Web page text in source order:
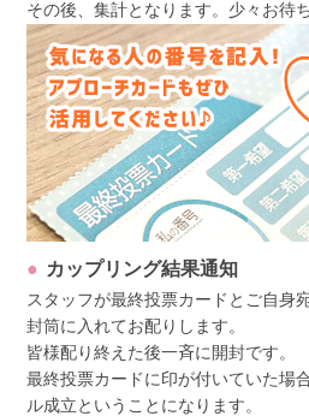
その後、集計となります。少々お待
カップリング結果通知
スタッフが最終投票カードとご自身
封筒に入れてお配りします。
皆様配り終えた後一斉に開封です。
最終投票カードに印が付いていた場
ル成立ということになります。